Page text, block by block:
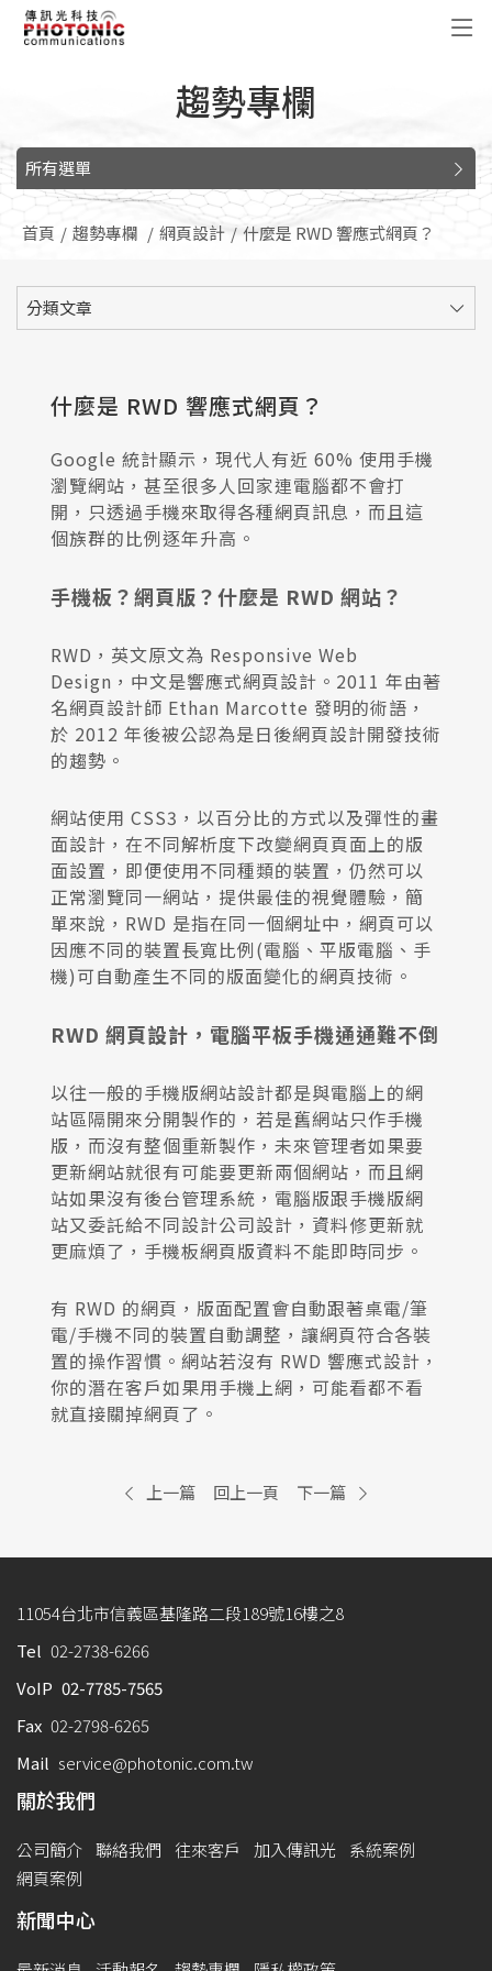
趨勢專欄
所有選單
首頁 趨勢專欄 網頁設計 什麼是 RWD 響應式網頁？
什麼是 RWD 響應式網頁？
Google 統計顯示，現代人有近 60% 使用手機
瀏覽網站，甚至很多人回家連電腦都不會打
開，只透過手機來取得各種網頁訊息，而且這
個族群的比例逐年升高。
手機板？網頁版？什麼是 RWD 網站？
RWD，英文原文為 Responsive Web
Design，中文是響應式網頁設計。2011 年由著
名網頁設計師 Ethan Marcotte 發明的術語，
於 2012 年後被公認為是日後網頁設計開發技術
的趨勢。
網站使用 CSS3，以百分比的方式以及彈性的畫
面設計，在不同解析度下改變網頁頁面上的版
面設置，即便使用不同種類的裝置，仍然可以
正常瀏覽同一網站，提供最佳的視覺體驗，簡
單來說，RWD 是指在同一個網址中，網頁可以
因應不同的裝置長寬比例(電腦、平版電腦、手
機)可自動產生不同的版面變化的網頁技術。
RWD 網頁設計，電腦平板手機通通難不倒
以往一般的手機版網站設計都是與電腦上的網
站區隔開來分開製作的，若是舊網站只作手機
版，而沒有整個重新製作，未來管理者如果要
更新網站就很有可能要更新兩個網站，而且網
站如果沒有後台管理系統，電腦版跟手機版網
站又委託給不同設計公司設計，資料修更新就
更麻煩了，手機板網頁版資料不能即時同步。
有 RWD 的網頁，版面配置會自動跟著桌電/筆
電/手機不同的裝置自動調整，讓網頁符合各裝
置的操作習慣。網站若沒有 RWD 響應式設計，
你的潛在客戶如果用手機上網，可能看都不看
就直接關掉網頁了。
上一篇 回上一頁 下一篇
分類文章
11054台北市信義區基隆路二段189號16樓之8
Tel 02-2738-6266
VoIP 02-7785-7565
Fax 02-2798-6265
Mail service@photonic.com.tw
關於我們
公司簡介 聯絡我們 往來客戶 加入傳訊光
系統案例
網頁案例
新聞中心